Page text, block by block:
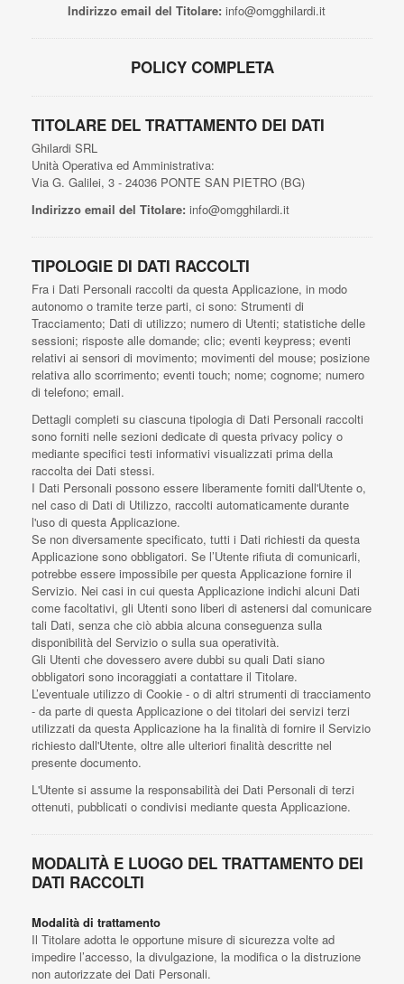
Indirizzo email del Titolare: info@omgghilardi.it
POLICY COMPLETA
TITOLARE DEL TRATTAMENTO DEI DATI
Ghilardi SRL
Unità Operativa ed Amministrativa:
Via G. Galilei, 3 - 24036 PONTE SAN PIETRO (BG)
Indirizzo email del Titolare: info@omgghilardi.it
TIPOLOGIE DI DATI RACCOLTI
Fra i Dati Personali raccolti da questa Applicazione, in modo
autonomo o tramite terze parti, ci sono: Strumenti di
Tracciamento; Dati di utilizzo; numero di Utenti; statistiche delle
sessioni; risposte alle domande; clic; eventi keypress; eventi
relativi ai sensori di movimento; movimenti del mouse; posizione
relativa allo scorrimento; eventi touch; nome; cognome; numero
di telefono; email.
Dettagli completi su ciascuna tipologia di Dati Personali raccolti
sono forniti nelle sezioni dedicate di questa privacy policy o
mediante specifici testi informativi visualizzati prima della
raccolta dei Dati stessi.
I Dati Personali possono essere liberamente forniti dall'Utente o,
nel caso di Dati di Utilizzo, raccolti automaticamente durante
l'uso di questa Applicazione.
Se non diversamente specificato, tutti i Dati richiesti da questa
Applicazione sono obbligatori. Se l’Utente rifiuta di comunicarli,
potrebbe essere impossibile per questa Applicazione fornire il
Servizio. Nei casi in cui questa Applicazione indichi alcuni Dati
come facoltativi, gli Utenti sono liberi di astenersi dal comunicare
tali Dati, senza che ciò abbia alcuna conseguenza sulla
disponibilità del Servizio o sulla sua operatività.
Gli Utenti che dovessero avere dubbi su quali Dati siano
obbligatori sono incoraggiati a contattare il Titolare.
L’eventuale utilizzo di Cookie - o di altri strumenti di tracciamento
- da parte di questa Applicazione o dei titolari dei servizi terzi
utilizzati da questa Applicazione ha la finalità di fornire il Servizio
richiesto dall'Utente, oltre alle ulteriori finalità descritte nel
presente documento.
L'Utente si assume la responsabilità dei Dati Personali di terzi
ottenuti, pubblicati o condivisi mediante questa Applicazione.
MODALITÀ E LUOGO DEL TRATTAMENTO DEI
DATI RACCOLTI
Modalità di trattamento
Il Titolare adotta le opportune misure di sicurezza volte ad
impedire l’accesso, la divulgazione, la modifica o la distruzione
non autorizzate dei Dati Personali.